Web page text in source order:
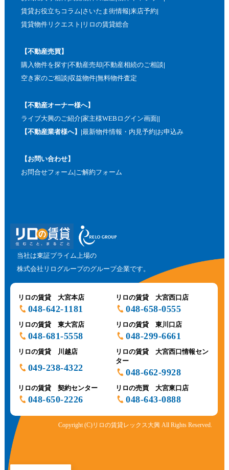
賃貸お役立ちコラム さいたま街情報 来店予約
賃貸物件リクエスト リロの賃貸総合
【不動産売買】
購入物件を探す 不動産売却 不動産相続のご相談
空き家のご相談 収益物件 無料物件査定
【不動産オーナー様へ】
ライブ大興のご紹介 家主様WEBログイン画面
【不動産業者様へ】
最新物件情報・内見予約 お申込み
【お問い合わせ】
お問合せフォーム ご解約フォーム
当社は東証プライム上場の
株式会社リログループのグループ企業です。
リロの賃貸 大宮本店
048-642-1181
リロの賃貸 大宮西口店
048-658-0555
リロの賃貸 東大宮店
048-681-5558
リロの賃貸 東川口店
048-299-6661
リロの賃貸 川越店
049-238-4322
リロの賃貸 大宮西口情報セン
ター
048-662-9928
リロの賃貸 契約センター
048-650-2226
リロの売買 大宮東口店
048-643-0888
Copyright (C)リロの賃貸レックス大興 All Rights Reserved.